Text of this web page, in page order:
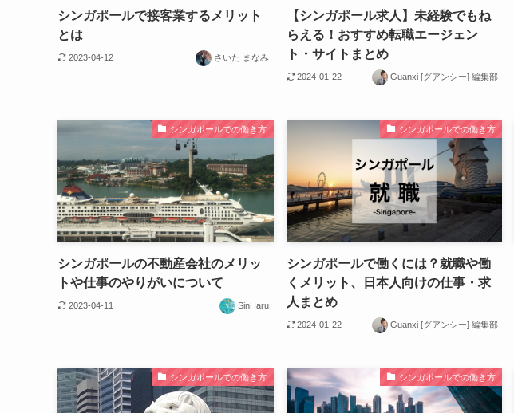
シンガポールで接客業するメリット
とは
2023-04-12 さいた まなみ
【シンガポール求人】未経験でもね
らえる！おすすめ転職エージェン
ト・サイトまとめ
2024-01-22 Guanxi [グアンシー] 編集部
シンガポールでの働き方
シンガポールの不動産会社のメリッ
トや仕事のやりがいについて
2023-04-11 SinHaru
シンガポールでの働き方
シンガポールで働くには？就職や働
くメリット、日本人向けの仕事・求
人まとめ
2024-01-22 Guanxi [グアンシー] 編集部
シンガポールでの働き方 シンガポールでの働き方